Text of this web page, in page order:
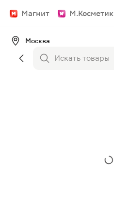
Магнит М.Косметик
Москва